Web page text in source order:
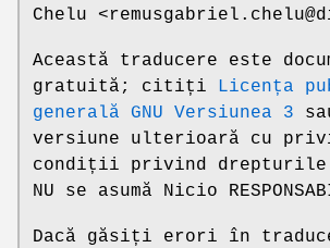
Chelu
Această traducere este
gratuită; citiți
Licența
generală GNU Versiunea 3
versiune ulterioară cu
condiții privind drepturile
NU se asumă Nicio
Dacă găsiți erori în